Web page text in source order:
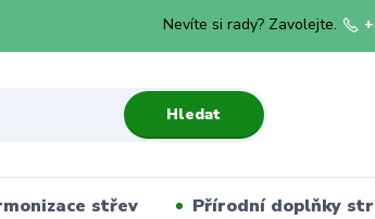
Hledat
Nevíte si rady? Zavolejte.
střev Přírodní doplňky